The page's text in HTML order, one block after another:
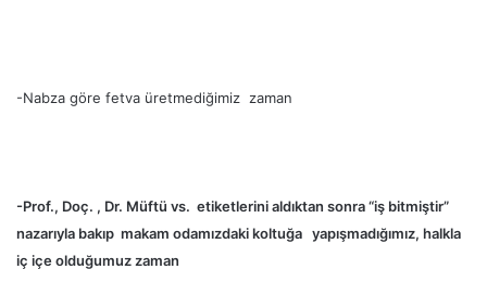
-Nabza göre fetva üretmediğimiz zaman
-Prof., Doç. , Dr. Müftü vs. etiketlerini aldıktan sonra “iş bitmiştir”
nazarıyla bakıp makam odamızdaki koltuğa yapışmadığımız, halkla
iç içe olduğumuz zaman